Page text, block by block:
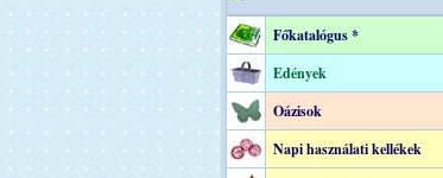
Főkatalógus *
Edények
Oázisok
Napi használati kellékek